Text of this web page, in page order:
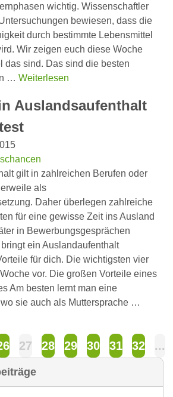
wichtig. Wissenschaftler
bewiesen, dass die
durch bestimmte Lebensmittel
Wir zeigen euch diese Woche
das sind. Das sind die besten
… Weiterlesen
Auslandsaufenthalt
gilt in zahlreichen Berufen oder
als
Daher überlegen zahlreiche
für eine gewisse Zeit ins Ausland
in Bewerbungsgesprächen
ein Auslandaufenthalt
für dich. Die wichtigsten vier
vor. Die großen Vorteile eines
Am besten lernt man eine
sie auch als Muttersprache …
27 28 29 30 31 32 ...